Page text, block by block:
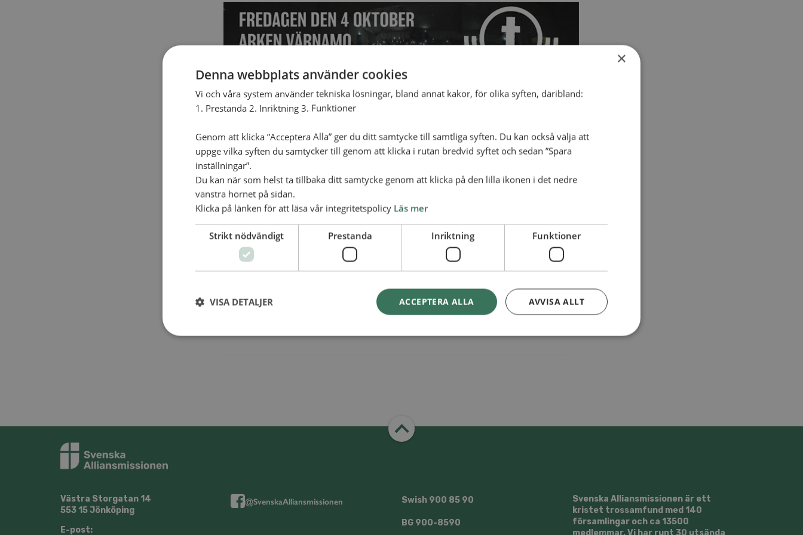
En helkväll för tonår och XL. Kvällen kommer innehålla en härlig mix av
konserter, undervisning, lovsång mm.
MER INFO KOMMER DU KUNNA HITTA HÄR >
Västra Storgatan 14
553 15 Jönköping
E-post:
@SvenskaAlliansmissionen Swish900 85 90
BG900-8590
Svenska Alliansmissionen är ett
kristet trossamfund med 140
församlingar och ca 13500
×
Denna webbplats använder cookies
Vi och våra system använder tekniska lösningar, bland annat kakor, för olika syften, däribland:
1. Prestanda 2. Inriktning 3. Funktioner
Genom att klicka ”Acceptera Alla” ger du ditt samtycke till samtliga syften. Du kan också välja att
uppge vilka syften du samtycker till genom att klicka i rutan bredvid syftet och sedan ”Spara
inställningar”.
Du kan när som helst ta tillbaka ditt samtycke genom att klicka på den lilla ikonen i det nedre
vänstra hörnet på sidan.
Klicka på länken för att läsa vår integritetspolicy Läs mer
Strikt nödvändigt Prestanda Inriktning Funktioner
ACCEPTERA ALLA AVVISA ALLT
VISA DETALJER